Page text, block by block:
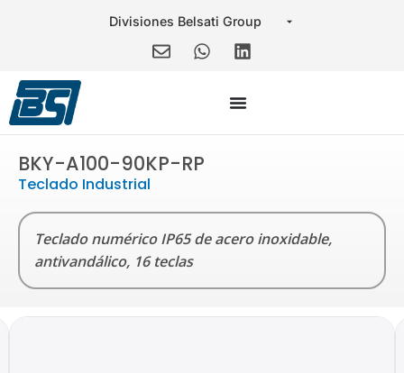
BKY-A100-90KP-RP
Teclado Industrial
Teclado numérico IP65 de acero inoxidable,
antivandálico, 16 teclas